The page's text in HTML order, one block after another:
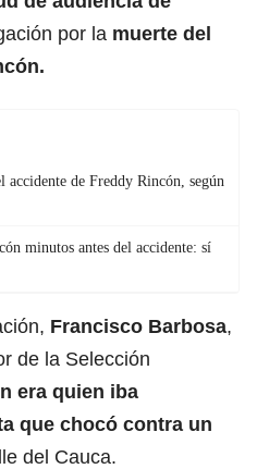
por la muerte del
.
accidente de Freddy Rincón, según
minutos antes del accidente: sí
Francisco Barbosa,
de la Selección
era quien iba
que chocó contra un
del Cauca.